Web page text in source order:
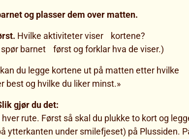
og plasser dem over matten.
Hvilke aktiviteter viser kortene?
barnet først og forklar hva de viser.)
du legge kortene ut på matten etter hvilke
best og hvilke du liker minst.»
gjør du det:
rute. Først så skal du plukke to kort og
ytterkanten under smilefjeset) på Plussiden.